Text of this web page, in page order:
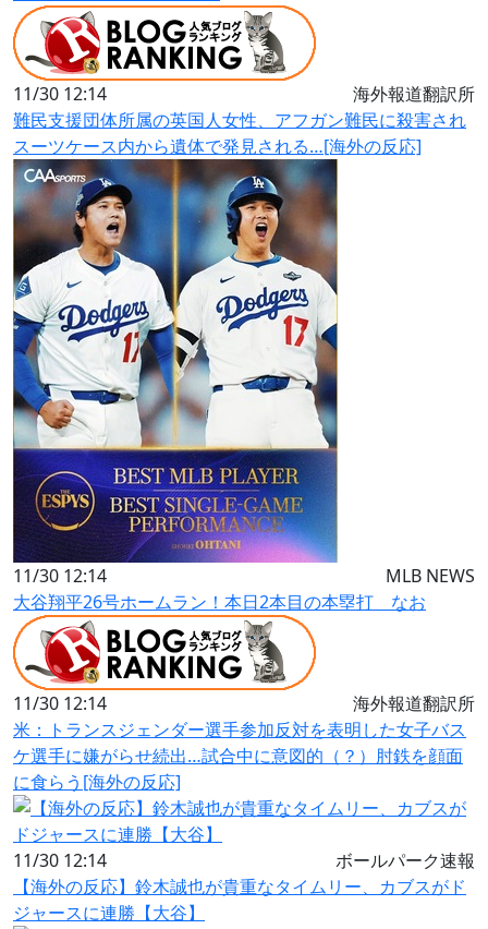
11/30 12:14
海外報道翻訳所
難民支援団体所属の英国人女性、アフガン難民に殺害され
スーツケース内から遺体で発見される…[海外の反応]
11/30 12:14
MLB NEWS
大谷翔平26号ホームラン！本日2本目の本塁打 なお
11/30 12:14
海外報道翻訳所
米：トランスジェンダー選手参加反対を表明した女子バス
ケ選手に嫌がらせ続出…試合中に意図的（？）肘鉄を顔面
に食らう[海外の反応]
11/30 12:14
ボールパーク速報
【海外の反応】鈴木誠也が貴重なタイムリー、カブスがド
ジャースに連勝【大谷】